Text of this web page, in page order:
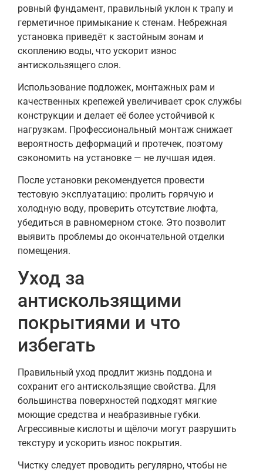
ровный фундамент, правильный уклон к трапу и
герметичное примыкание к стенам. Небрежная
установка приведёт к застойным зонам и
скоплению воды, что ускорит износ
антискользящего слоя.
Использование подложек, монтажных рам и
качественных крепежей увеличивает срок службы
конструкции и делает её более устойчивой к
нагрузкам. Профессиональный монтаж снижает
вероятность деформаций и протечек, поэтому
сэкономить на установке — не лучшая идея.
После установки рекомендуется провести
тестовую эксплуатацию: пролить горячую и
холодную воду, проверить отсутствие люфта,
убедиться в равномерном стоке. Это позволит
выявить проблемы до окончательной отделки
помещения.
Уход за
антискользящими
покрытиями и что
избегать
Правильный уход продлит жизнь поддона и
сохранит его антискользящие свойства. Для
большинства поверхностей подходят мягкие
моющие средства и неабразивные губки.
Агрессивные кислоты и щёлочи могут разрушить
текстуру и ускорить износ покрытия.
Чистку следует проводить регулярно, чтобы не